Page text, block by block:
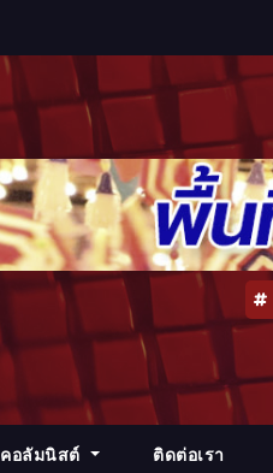
คอลัมนิสต์ ติดต่อเรา